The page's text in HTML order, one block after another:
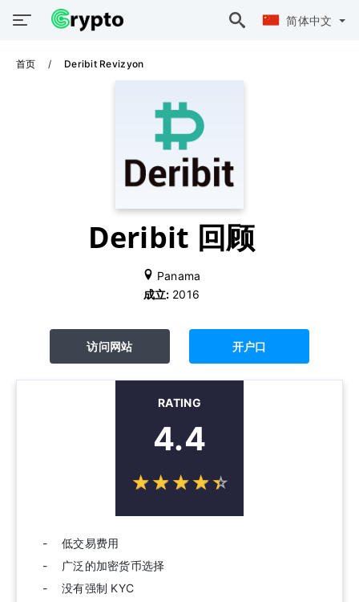
简体中文
首页 Deribit Revizyon
Deribit 回顾
Panama
成立: 2016
访问网站 开户口
RATING
4.4
☆☆☆☆☆
★★★★★
低交易费用
广泛的加密货币选择
没有强制 KYC